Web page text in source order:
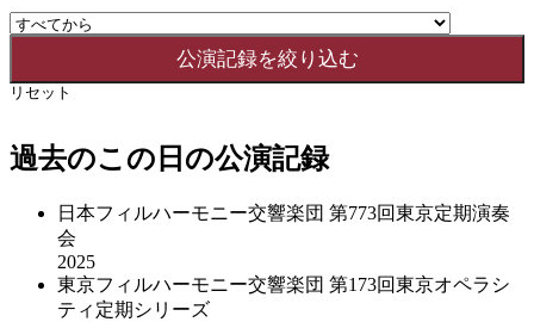
リセット
過去のこの日の公演記録
日本フィルハーモニー交響楽団 第773回東京定期演奏
会
2025
東京フィルハーモニー交響楽団 第173回東京オペラシ
ティ定期シリーズ